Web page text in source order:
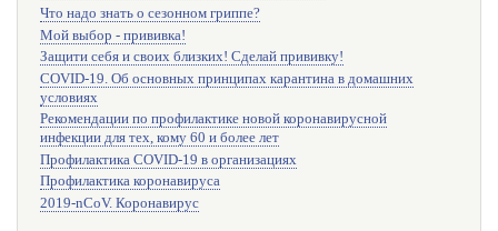
Что надо знать о сезонном гриппе?
Мой выбор - прививка!
Защити себя и своих близких! Сделай прививку!
COVID-19. Об основных принципах карантина в домашних
условиях
Рекомендации по профилактике новой коронавирусной
инфекции для тех, кому 60 и более лет
Профилактика COVID-19 в организациях
Профилактика коронавируса
2019-nCoV. Коронавирус